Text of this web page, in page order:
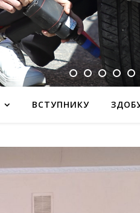
ВСТУПНИКУ